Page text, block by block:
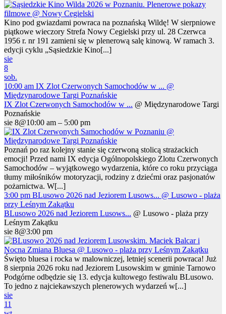
Kino pod gwiazdami powraca na poznańską Wildę! W sierpniowe
piątkowe wieczory Strefa Nowy Cegielski przy ul. 28 Czerwca
1956 r. nr 191 zamieni się w plenerową salę kinową. W ramach 3.
edycji cyklu „Sąsiedzkie Kino[...]
sie
8
sob.
10:00 am IX Zlot Czerwonych Samochodów w ... @
Międzynarodowe Targi Poznańskie
IX Zlot Czerwonych Samochodów w ... @ Międzynarodowe Targi
Poznańskie
sie 8@10:00 am – 5:00 pm
Poznań po raz kolejny stanie się czerwoną stolicą strażackich
emocji! Przed nami IX edycja Ogólnopolskiego Zlotu Czerwonych
Samochodów – wyjątkowego wydarzenia, które co roku przyciąga
tłumy miłośników motoryzacji, rodziny z dziećmi oraz pasjonatów
pożarnictwa. W[...]
3:00 pm BLusowo 2026 nad Jeziorem Lusows... @ Lusowo - plaża
przy Leśnym Zakątku
BLusowo 2026 nad Jeziorem Lusows... @ Lusowo - plaża przy
Leśnym Zakątku
sie 8@3:00 pm
Święto bluesa i rocka w malowniczej, letniej scenerii powraca! Już
8 sierpnia 2026 roku nad Jeziorem Lusowskim w gminie Tarnowo
Podgórne odbędzie się 13. edycja kultowego festiwalu BLusowo.
To jedno z najciekawszych plenerowych wydarzeń w[...]
sie
11